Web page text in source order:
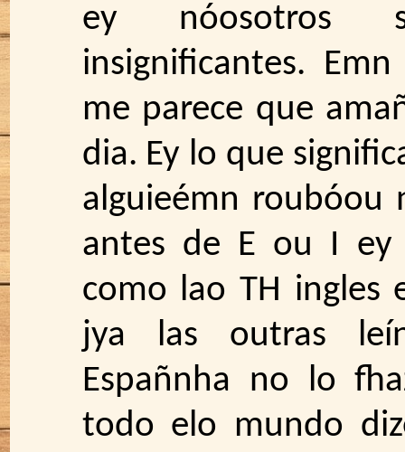
ey nóosotros
insignificantes.
me parece que
dia. Ey lo que
alguieémn roubóou
antes de E ou I ey
como lao TH ingles
jya las outras
Españnha no lo
todo elo mundo